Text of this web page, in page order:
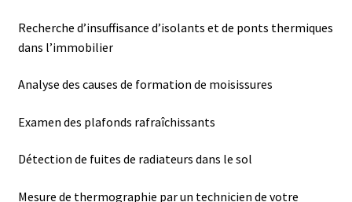
Analyse de composés chimiques
Recherche d’insuffisance d’isolants et de ponts thermiques
dans l’immobilier
Analyse des causes de formation de moisissures
Examen des plafonds rafraîchissants
Détection de fuites de radiateurs dans le sol
Mesure de thermographie par un technicien de votre